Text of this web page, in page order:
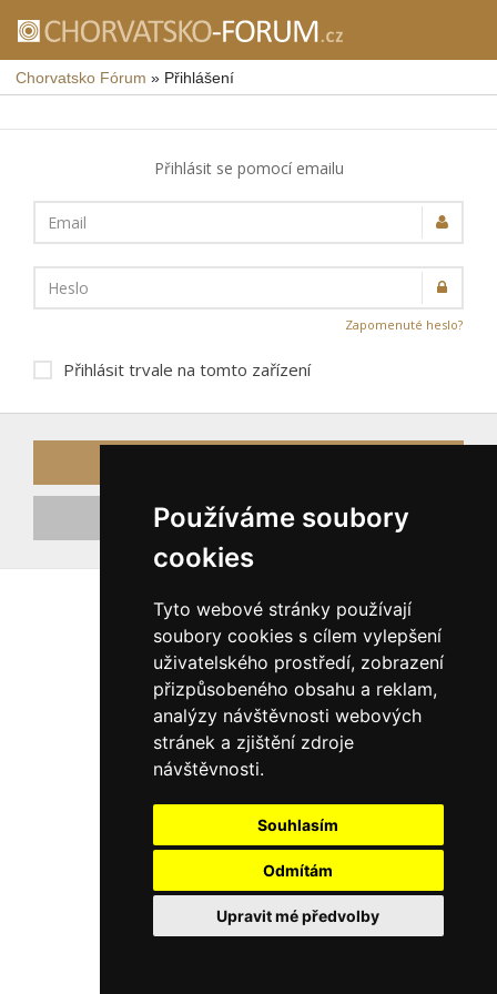
Používáme soubory
cookies
Tyto webové stránky používají
soubory cookies s cílem vylepšení
uživatelského prostředí, zobrazení
přizpůsobeného obsahu a reklam,
analýzy návštěvnosti webových
stránek a zjištění zdroje
návštěvnosti.
Souhlasím
Odmítám
Upravit mé předvolby
Chorvatsko Fórum » Přihlášení
Přihlásit se pomocí emailu
Email
Heslo
Zapomenuté heslo?
Přihlásit trvale na tomto zařízení
Registrovat nový účet